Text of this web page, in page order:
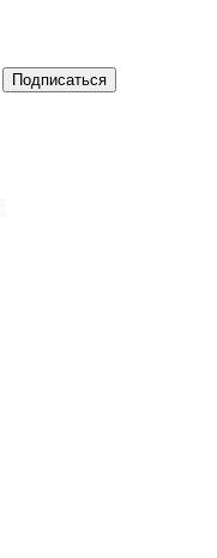
Подписаться